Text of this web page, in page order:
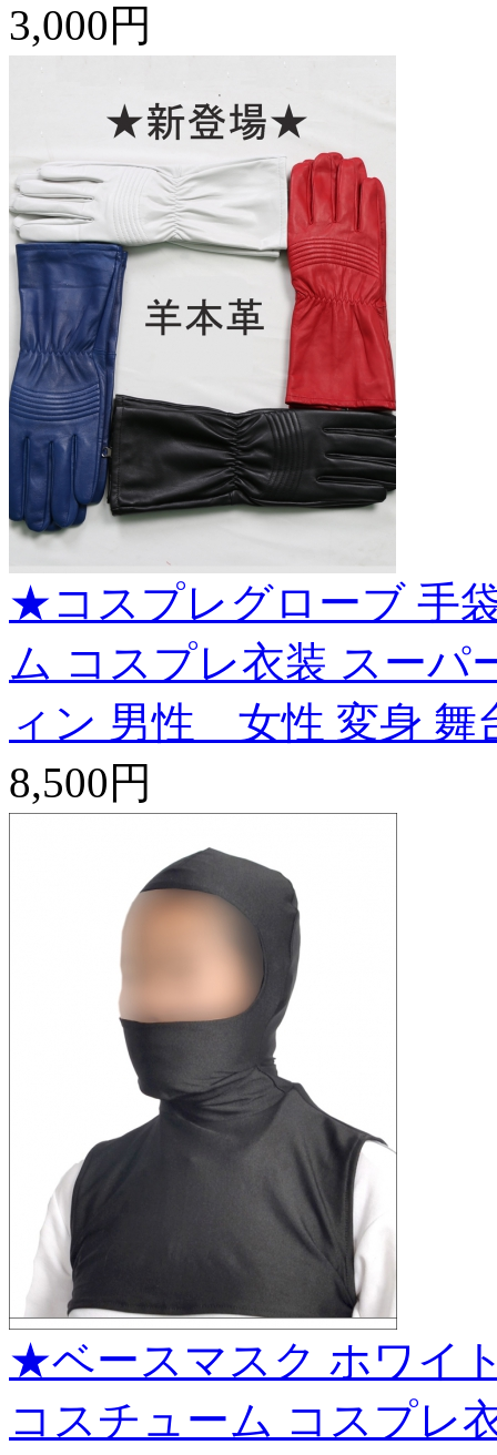
3,000円
★コスプレグローブ 手
ム コスプレ衣装 スーパ
ィン 男性 女性 変身 舞
8,500円
★ベースマスク ホワイ
コスチューム コスプレ